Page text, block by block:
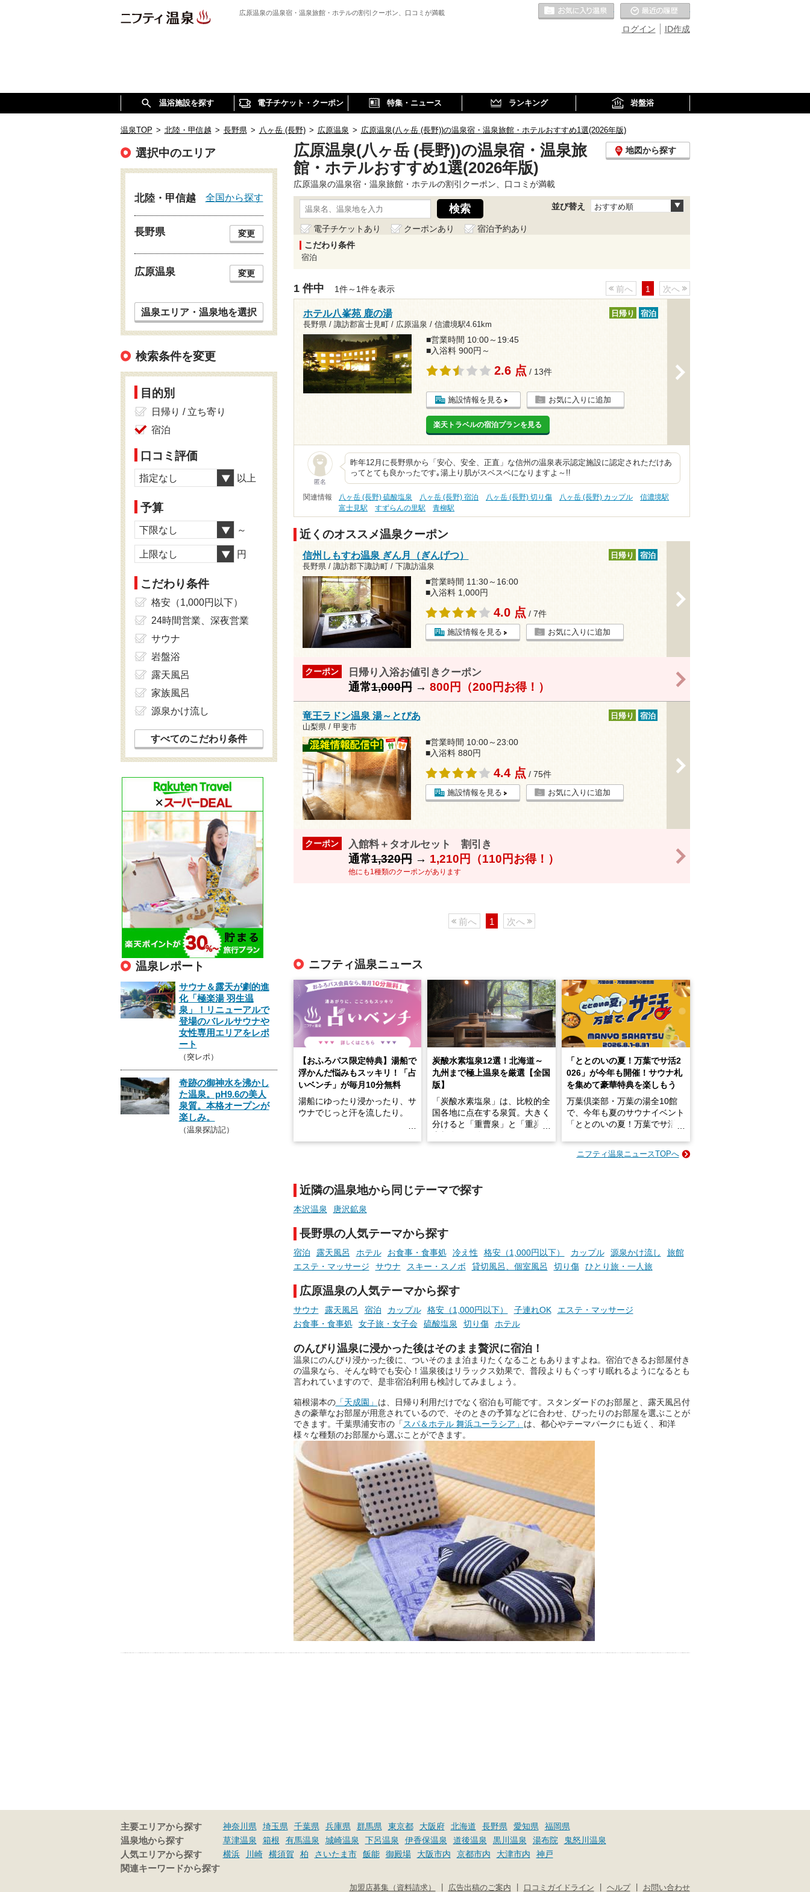
広原温泉の温泉宿・温泉旅館・ホテルの割引クーポン、口コミが満載
ID作成
ログイン
お気に入りの温泉
温浴施設を探す 電子チケット・クーポン 特集・ニュース ランキング 岩盤浴
温泉TOP > 北陸・甲信越 > 長野県 > 八ヶ岳 (長野) > 広原温泉 > 広原温泉(八ヶ岳 (長野))の温泉宿・温泉旅館・ホテルおすすめ1選(2026年版)
広原温泉(八ヶ岳 (長野))の温泉宿・温泉旅
館・ホテルおすすめ1選(2026年版)
地図から探す
広原温泉の温泉宿・温泉旅館・ホテルの割引クーポン、口コミが満載
並び替え おすすめ順
電子チケットあり クーポンあり
宿泊予約あり
こだわり条件
宿泊
1 件中 1件～1件を表示 前へ 1 次へ
ホテル八峯苑 鹿の湯
長野県 / 諏訪郡富士見町 / 広原温泉 / 信濃境駅4.61km
日帰り 宿泊
■営業時間 10:00～19:45
■入浴料 900円～
2.6 点 / 13件
施設情報を見る お気に入りに追加
楽天トラベルの宿泊プランを見る
匿名
昨年12月に長野県から「安心、安全、正直」な信州の温泉表示認定施設に認定されただけあ
ってとても良かったです｡湯上り肌がスベスベになりますよ～!!
関連情報 八ヶ岳 (長野) 硫酸塩泉 八ヶ岳 (長野) 宿泊 八ヶ岳 (長野) 切り傷 八ヶ岳 (長野) カップル
信濃境駅
富士見駅
すずらんの里駅 青柳駅
近くのオススメ温泉クーポン
信州しもすわ温泉 ぎん月（ぎんげつ）
長野県 / 諏訪郡下諏訪町 / 下諏訪温泉
日帰り 宿泊
■営業時間 11:30～16:00
■入浴料 1,000円
4.0 点 / 7件
施設情報を見る お気に入りに追加
クーポン 日帰り入浴お値引きクーポン
通常1,000円→ 800円（200円お得！）
竜王ラドン温泉 湯～とぴあ
山梨県 / 甲斐市
日帰り 宿泊
■営業時間 10:00～23:00
■入浴料 880円
4.4 点 / 75件
施設情報を見る お気に入りに追加
クーポン 入館料＋タオルセット 割引き
通常1,320円→ 1,210円（110円お得！）
他にも1種類のクーポンがあります
前へ 1 次へ
ニフティ温泉ニュース
【おふろパス限定特典】湯船で
浮かんだ悩みもスッキリ！「占
いベンチ」が毎月10分無料
湯船にゆったり浸かったり、サ
ウナでじっと汗を流したり。
っとした悩み」が、頭に浮かん
でくることはありませんか？
お風呂でリラックスしているか
らこそ向き合える、大切な自分
の本音。
そんな心のつぶやきを、湯あが
りの温まった心のまま相談でき
たら素敵ですよね。
ニフティ温泉の「占いベンチ」
は、そんなあなたの心のつぶや
きをプロの占い師に相談するこ
とができるサービスです。
おふろパス会員様なら、この特
別なひとときを「毎月10分無
料」でご利用いただけます。
お湯で体がほぐれたら、次は占
い師さんとお話しして、心もほ
ぐしてみませんか？
炭酸水素塩泉12選！北海道～
九州まで極上温泉を厳選【全国
版】
「炭酸水素塩泉」は、比較的全
国各地に点在する泉質。大きく
分けると「重曹泉」と「重炭酸
す。
ら、日本各地にある炭酸水素塩
泉を12施設セレクト。すべて
日帰り入浴可能で、源泉かけ流
しと泉質の良さにこだわりつ
つ、万人におすすめしたい施設
を厳選しました。
「ととのいの夏！万葉でサ活2
026」が今年も開催！サウナ札
を集めて豪華特典を楽しもう
万葉倶楽部・万葉の湯全10館
で、今年も夏のサウナイベント
「ととのいの夏！万葉でサ活2
2026年8月1日（土）～8月31
さらに、各館ではアロマロウリ
ュやアウフグースなど、サウナ
好きにはたまらない多彩なイベ
のPR記事です。
ニフティ温泉ニュースTOPへ
近隣の温泉地から同じテーマで探す
本沢温泉 唐沢鉱泉
長野県の人気テーマから探す
宿泊 露天風呂 ホテル お食事・食事処 冷え性 格安（1,000円以下） カップル 源泉かけ流し
旅館
エステ・マッサージ
サウナ スキー・スノボ 貸切風呂、個室風呂 切り傷 ひとり旅・一人旅
広原温泉の人気テーマから探す
サウナ 露天風呂 宿泊 カップル 格安（1,000円以下） 子連れOK
エステ・マッサージ
お食事・食事処
女子旅・女子会 硫酸塩泉 切り傷 ホテル
のんびり温泉に浸かった後はそのまま贅沢に宿泊！
温泉にのんびり浸かった後に、ついそのまま泊まりたくなることもありますよね。宿泊できるお部屋付き
の温泉なら、そんな時でも安心！温泉後はリラックス効果で、普段よりもぐっすり眠れるようになるとも
言われていますので、是非宿泊利用も検討してみましょう。
箱根湯本の「天成園」 は、日帰り利用だけでなく宿泊も可能です。スタンダードのお部屋と、露天風呂付
きの豪華なお部屋が用意されているので、そのときの予算などに合わせ、ぴったりのお部屋を選ぶことが
できます。千葉県浦安市の「 スパ＆ホテル 舞浜ユーラシア」 は、都心やテーマパークにも近く、和洋
様々な種類のお部屋から選ぶことができます。
選択中のエリア
北陸・甲信越 全国から探す
長野県 変更
広原温泉 変更
温泉エリア・温泉地を選択
検索条件を変更
目的別
日帰り / 立ち寄り
宿泊
口コミ評価
指定なし 以上
予算
下限なし ～
上限なし 円
こだわり条件
格安（1,000円以下）
24時間営業、深夜営業
サウナ
岩盤浴
露天風呂
家族風呂
源泉かけ流し
すべてのこだわり条件
温泉レポート
サウナ＆露天が劇的進
化「極楽湯 羽生温
泉」！リニューアルで
登場のバレルサウナや
女性専用エリアをレポ
ート
（突レポ）
奇跡の御神水を沸かし
た温泉。pH9.6の美人
泉質。本格オープンが
楽しみ。
（温泉探訪記）
主要エリアから探す 神奈川県 埼玉県 千葉県 兵庫県 群馬県 東京都 大阪府 北海道 長野県 愛知県
福岡県
温泉地から探す
草津温泉 箱根 有馬温泉 城崎温泉 下呂温泉 伊香保温泉 道後温泉 黒川温泉 湯布院
鬼怒川温泉
人気エリアから探す
横浜 川崎 横須賀 柏 さいたま市 飯能 御殿場 大阪市内 京都市内 大津市内
神戸
関連キーワードから探す
お問い合わせ
ヘルプ
口コミガイドライン
広告出稿のご案内
加盟店募集（資料請求）